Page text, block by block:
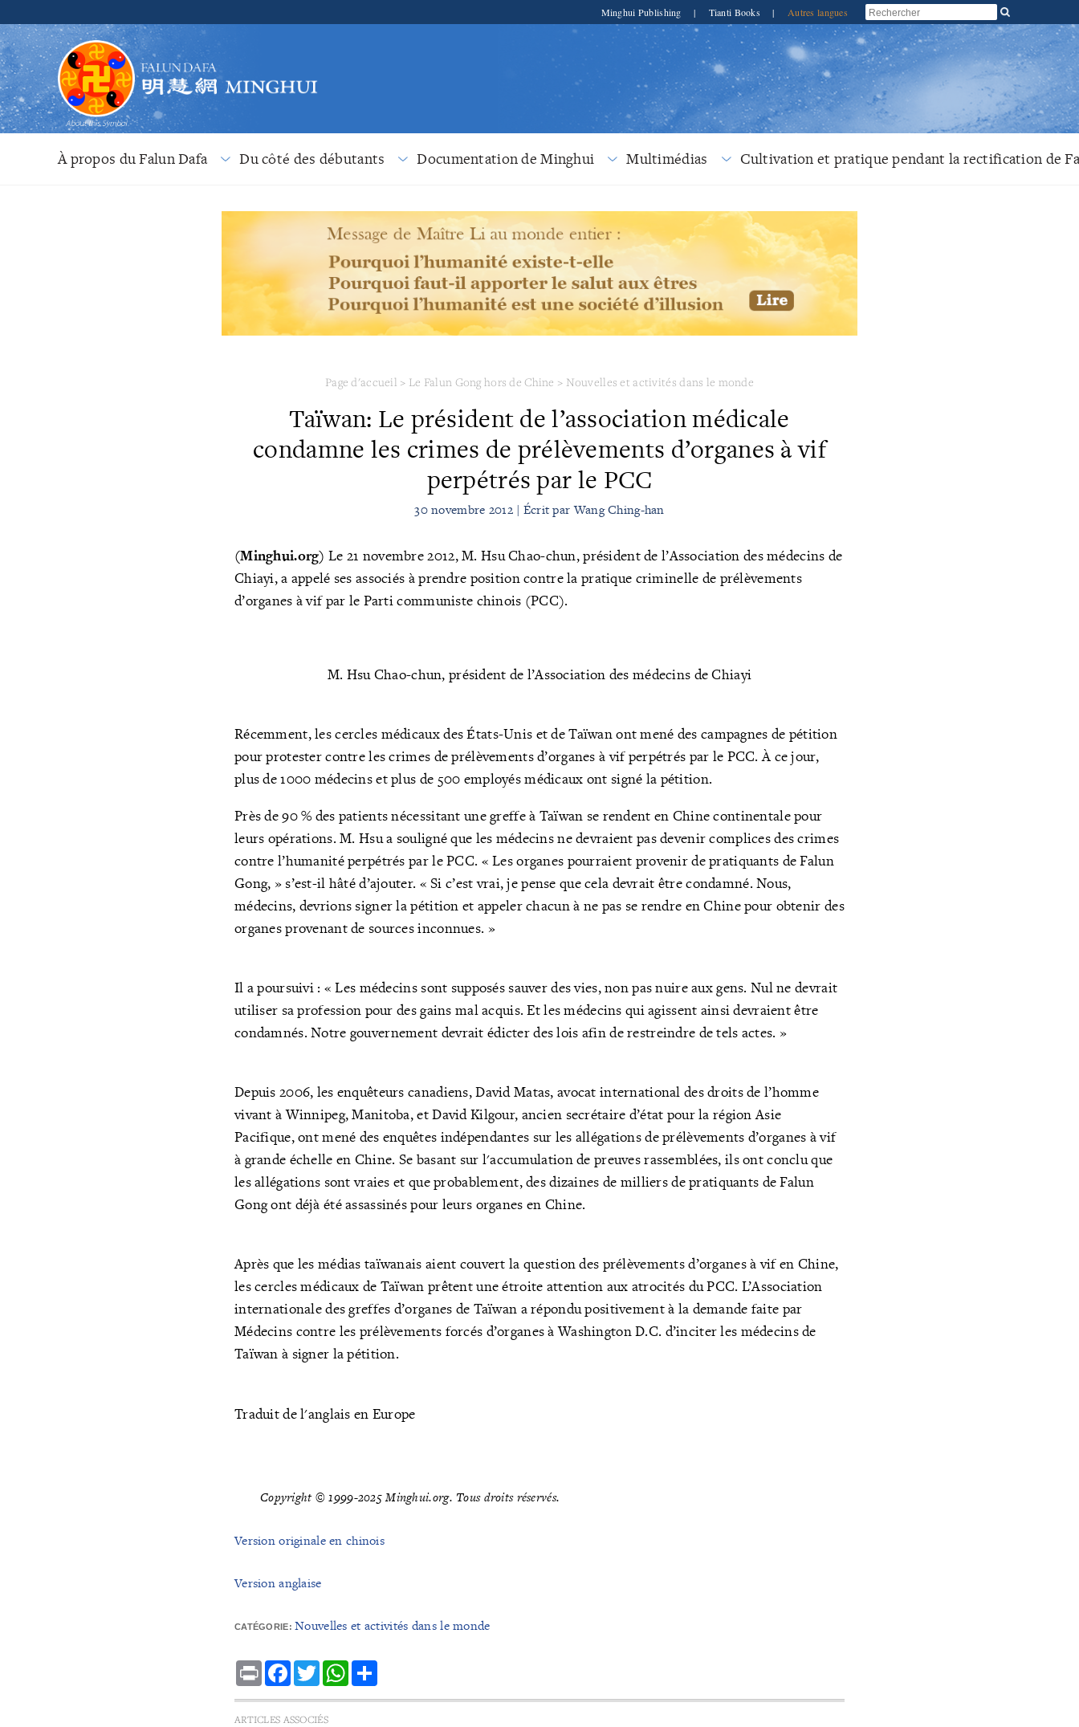
Minghui Publishing | Tianti Books | Autres langues
À propos du Falun Dafa Du côté des débutants Documentation de Minghui Multimédias Cultivation et pratique pendant la rectification de
Page d'accueil > Le Falun Gong hors de Chine > Nouvelles et activités dans le monde
Taïwan: Le président de l’association médicale
condamne les crimes de prélèvements d’organes à vif
perpétrés par le PCC
30 novembre 2012 | Écrit par Wang Ching-han
(Minghui.org) Le 21 novembre 2012, M. Hsu Chao-chun, président de l’Association des médecins de
Chiayi, a appelé ses associés à prendre position contre la pratique criminelle de prélèvements
d’organes à vif par le Parti communiste chinois (PCC).
M. Hsu Chao-chun, président de l’Association des médecins de Chiayi
Récemment, les cercles médicaux des États-Unis et de Taïwan ont mené des campagnes de pétition
pour protester contre les crimes de prélèvements d’organes à vif perpétrés par le PCC. À ce jour,
plus de 1000 médecins et plus de 500 employés médicaux ont signé la pétition.
Près de 90 % des patients nécessitant une greffe à Taïwan se rendent en Chine continentale pour
leurs opérations. M. Hsu a souligné que les médecins ne devraient pas devenir complices des crimes
contre l’humanité perpétrés par le PCC. « Les organes pourraient provenir de pratiquants de Falun
Gong, » s’est-il hâté d’ajouter. « Si c’est vrai, je pense que cela devrait être condamné. Nous,
médecins, devrions signer la pétition et appeler chacun à ne pas se rendre en Chine pour obtenir des
organes provenant de sources inconnues. »
Il a poursuivi : « Les médecins sont supposés sauver des vies, non pas nuire aux gens. Nul ne devrait
utiliser sa profession pour des gains mal acquis. Et les médecins qui agissent ainsi devraient être
condamnés. Notre gouvernement devrait édicter des lois afin de restreindre de tels actes. »
Depuis 2006, les enquêteurs canadiens, David Matas, avocat international des droits de l’homme
vivant à Winnipeg, Manitoba, et David Kilgour, ancien secrétaire d’état pour la région Asie
Pacifique, ont mené des enquêtes indépendantes sur les allégations de prélèvements d’organes à vif
à grande échelle en Chine. Se basant sur l'accumulation de preuves rassemblées, ils ont conclu que
les allégations sont vraies et que probablement, des dizaines de milliers de pratiquants de Falun
Gong ont déjà été assassinés pour leurs organes en Chine.
Après que les médias taïwanais aient couvert la question des prélèvements d’organes à vif en Chine,
les cercles médicaux de Taïwan prêtent une étroite attention aux atrocités du PCC. L’Association
internationale des greffes d’organes de Taïwan a répondu positivement à la demande faite par
Médecins contre les prélèvements forcés d’organes à Washington D.C. d’inciter les médecins de
Taïwan à signer la pétition.
Traduit de l'anglais en Europe
Copyright © 1999-2025 Minghui.org. Tous droits réservés.
Version originale en chinois
Version anglaise
CATÉGORIE: Nouvelles et activités dans le monde
Print Facebook
TwitterWhatsApp
ARTICLES ASSOCIÉS